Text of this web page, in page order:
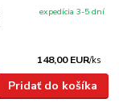
148,00 EUR/ks
expedícia 3-5 dní
Pridať do košíka